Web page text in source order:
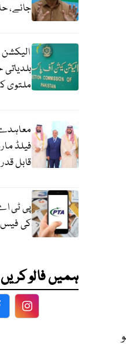
کلو
جائے،
ملتوی
فیلڈ
قابل
پی ٹی
کی فیس
ہمیں فالو کریں
Facebook